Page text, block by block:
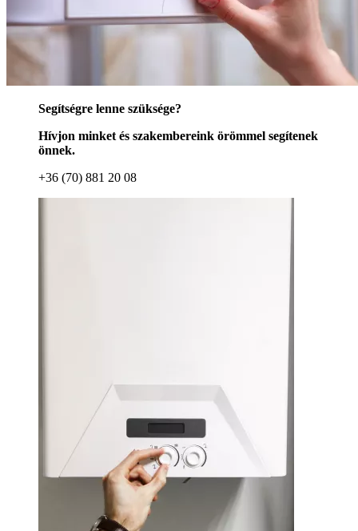
Segítségre lenne szüksége?
Hívjon minket és szakembereink örömmel segítenek
önnek.
+36 (70) 881 20 08